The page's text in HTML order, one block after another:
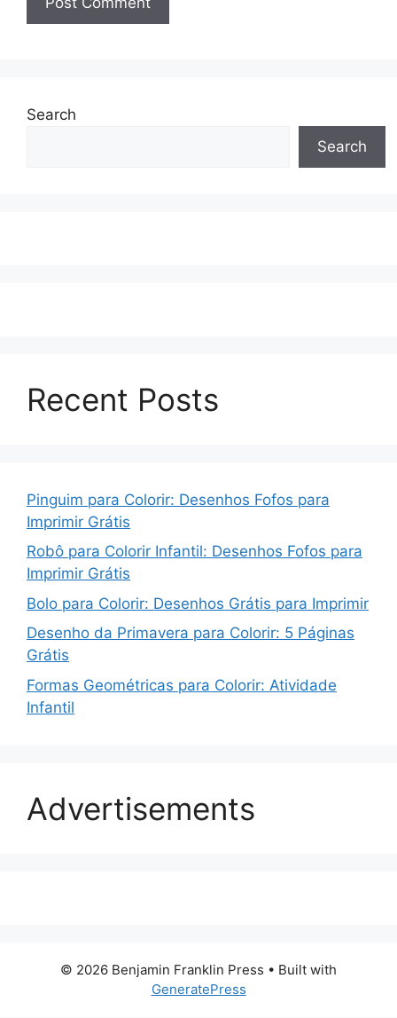
Search
Search
Recent Posts
Pinguim para Colorir: Desenhos Fofos para
Imprimir Grátis
Robô para Colorir Infantil: Desenhos Fofos para
Imprimir Grátis
Bolo para Colorir: Desenhos Grátis para Imprimir
Desenho da Primavera para Colorir: 5 Páginas
Grátis
Formas Geométricas para Colorir: Atividade
Infantil
Advertisements
© 2026 Benjamin Franklin Press • Built with
GeneratePress